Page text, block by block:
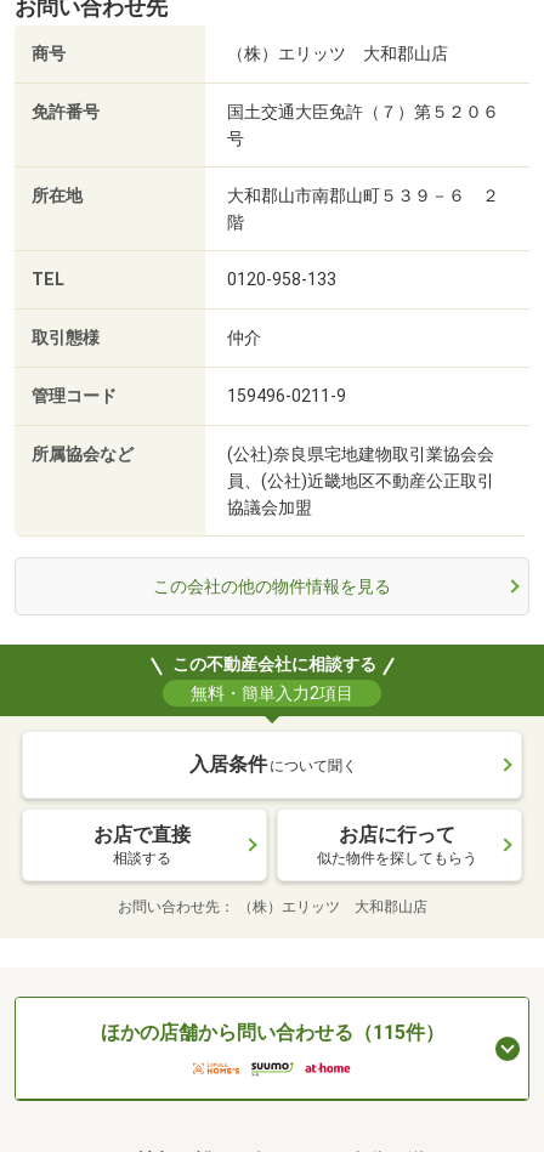
お問い合わせ先
商号 （株）エリッツ 大和郡山店
免許番号
国土交通大臣免許（７）第５２０６
号
所在地
大和郡山市南郡山町５３９－６ ２
階
TEL 0120-958-133
取引態様 仲介
管理コード 159496-0211-9
所属協会など
(公社)奈良県宅地建物取引業協会会
員、(公社)近畿地区不動産公正取引
協議会加盟
この会社の他の物件情報を見る
この不動産会社に相談する
無料・簡単入力2項目
入居条件 について聞く
お店で直接
相談する
お店に行って
似た物件を探してもらう
お問い合わせ先 （株）エリッツ 大和郡山店
ほかの店舗から問い合わせる（115件）